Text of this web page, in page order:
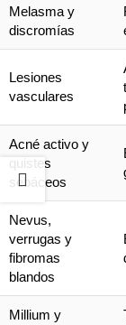
Melasma y
discromías
Lesiones
vasculares
Acné activo y
quistes
sebáceos
Nevus,
verrugas y
fibromas
blandos
Millium y